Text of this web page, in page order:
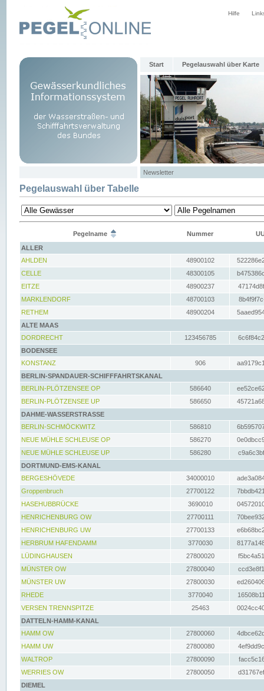
Hilfe
Start Pegelauswahl über Karte
Newsletter
Pegelauswahl über Tabelle
Pegelname Nummer
ALLER
AHLDEN
48900102
CELLE
48300105
EITZE
48900237
MARKLENDORF
48700103
RETHEM
48900204
ALTE MAAS
DORDRECHT
123456785
BODENSEE
KONSTANZ
906
BERLIN-SPANDAUER-SCHIFFFAHRTSKANAL
BERLIN-PLÖTZENSEE OP
586640
BERLIN-PLÖTZENSEE UP
586650
DAHME-WASSERSTRASSE
BERLIN-SCHMÖCKWITZ
586810
NEUE MÜHLE SCHLEUSE OP
586270
NEUE MÜHLE SCHLEUSE UP
586280
DORTMUND-EMS-KANAL
BERGESHÖVEDE
34000010
Groppenbruch
27700122
HASEHUBBRÜCKE
3690010
HENRICHENBURG OW
27700111
HENRICHENBURG UW
27700133
HERBRUM HAFENDAMM
3770030
LÜDINGHAUSEN
27800020
MÜNSTER OW
27800040
MÜNSTER UW
27800030
RHEDE
3770040
VERSEN TRENNSPITZE
25463
DATTELN-HAMM-KANAL
HAMM OW
27800060
HAMM UW
27800080
WALTROP
27800090
WERRIES OW
27800050
DIEMEL